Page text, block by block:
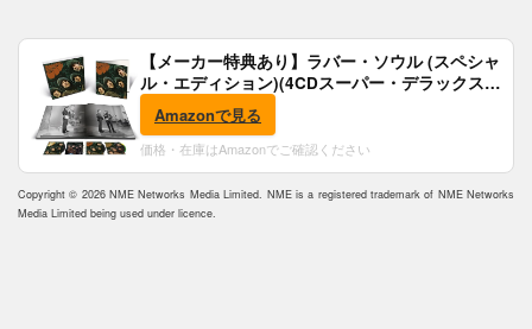
【メーカー特典あり】ラバー・ソウル (スペシャ
ル・エディション)(4CDスーパー・デラックス)
(完全生産限定盤)(SHM-CD)(特典:B2ポスター付)
Amazonで見る
価格・在庫はAmazonでご確認ください
Copyright © 2026 NME Networks Media Limited. NME is a registered trademark of NME Networks
Media Limited being used under licence.